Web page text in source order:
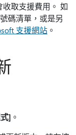
取支援費用。 如
碼清單，或是另
支援網站 。
] 。